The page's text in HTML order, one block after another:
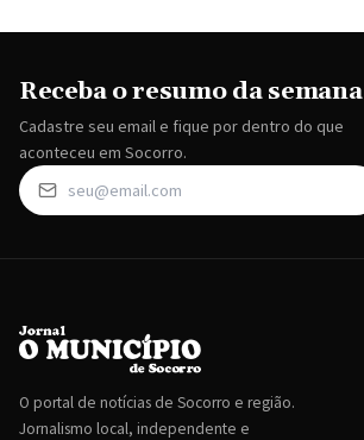
Receba o resumo da semana
Cadastre seu email e fique por dentro do que
aconteceu em Socorro.
O portal de notícias de Socorro e região.
Jornalismo local, independente e